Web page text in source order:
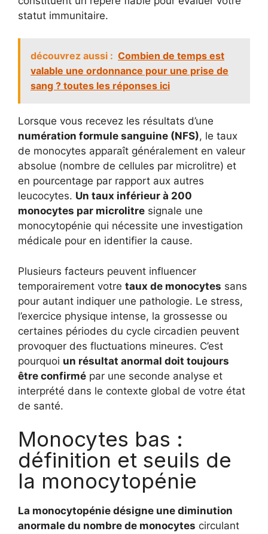
statut immunitaire.
découvrez aussi : Combien de temps est
valable une ordonnance pour une prise de
sang ? toutes les réponses ici
Lorsque vous recevez les résultats d’une
numération formule sanguine (NFS), le taux
de monocytes apparaît généralement en valeur
absolue (nombre de cellules par microlitre) et
en pourcentage par rapport aux autres
leucocytes. Un taux inférieur à 200
monocytes par microlitre signale une
monocytopénie qui nécessite une investigation
médicale pour en identifier la cause.
Plusieurs facteurs peuvent influencer
temporairement votre taux de monocytes sans
pour autant indiquer une pathologie. Le stress,
l’exercice physique intense, la grossesse ou
certaines périodes du cycle circadien peuvent
provoquer des fluctuations mineures. C’est
pourquoi un résultat anormal doit toujours
être confirmé par une seconde analyse et
interprété dans le contexte global de votre état
de santé.
Monocytes bas :
définition et seuils de
la monocytopénie
La monocytopénie désigne une diminution
anormale du nombre de monocytes circulant